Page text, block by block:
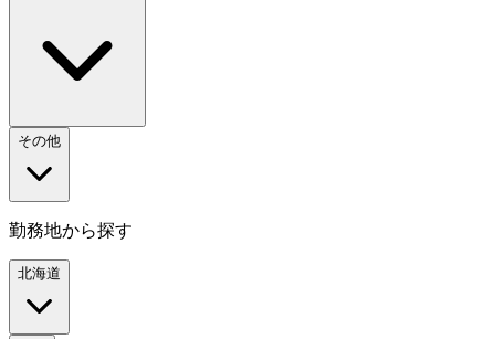
その他
勤務地から探す
北海道